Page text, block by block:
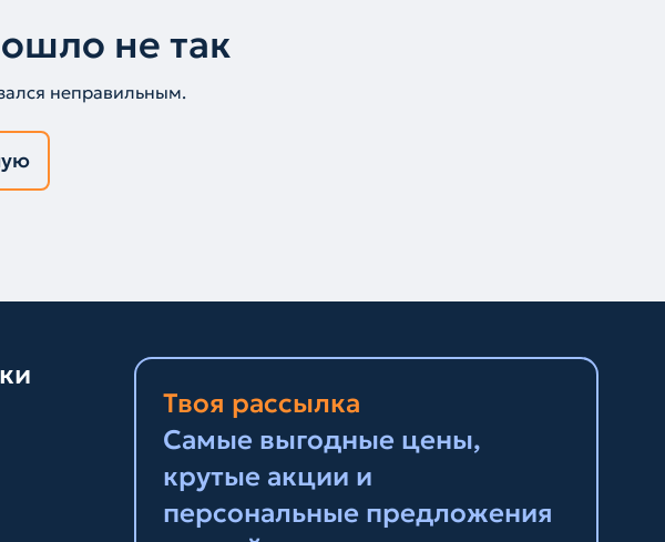
не так
неправильным.
Твоя рассылка
Самые выгодные цены,
крутые акции и
персональные предложения